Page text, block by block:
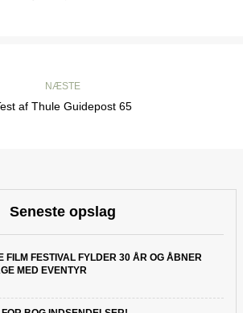
NÆSTE
af Thule Guidepost 65
Seneste opslag
FILM FESTIVAL FYLDER 30 ÅR OG ÅBNER
MED EVENTYR